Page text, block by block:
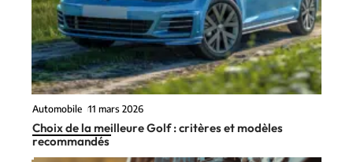
Automobile 11 mars 2026
Choix de la meilleure Golf : critères et modèles
recommandés